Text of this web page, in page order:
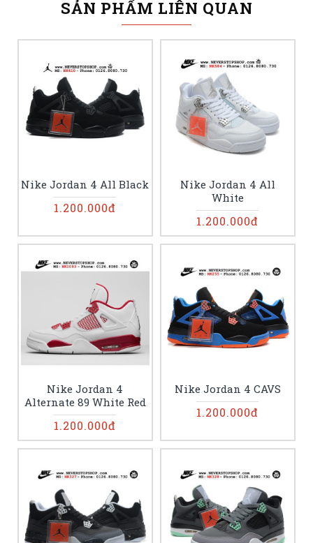
SẢN PHẨM LIÊN QUAN
Nike Jordan 4 All Black
1.200.000đ
Nike Jordan 4 All
White
1.200.000đ
Nike Jordan 4
Alternate 89 White Red
1.200.000đ
Nike Jordan 4 CAVS
1.200.000đ